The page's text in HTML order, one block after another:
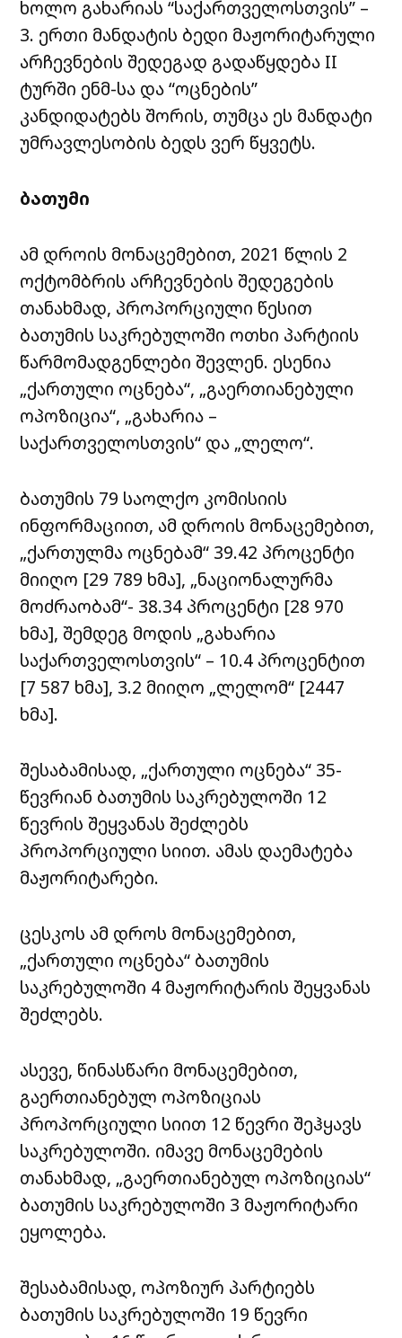
ხოლო გახარიას “საქართველოსთვის” –
3. ერთი მანდატის ბედი მაჟორიტარული
არჩევნების შედეგად გადაწყდება II
ტურში ენმ-სა და “ოცნების”
კანდიდატებს შორის, თუმცა ეს მანდატი
უმრავლესობის ბედს ვერ წყვეტს.
ბათუმი
ამ დროის მონაცემებით, 2021 წლის 2
ოქტომბრის არჩევნების შედეგების
თანახმად, პროპორციული წესით
ბათუმის საკრებულოში ოთხი პარტიის
წარმომადგენლები შევლენ. ესენია
„ქართული ოცნება“, „გაერთიანებული
ოპოზიცია“, „გახარია –
საქართველოსთვის“ და „ლელო“.
ბათუმის 79 საოლქო კომისიის
ინფორმაციით, ამ დროის მონაცემებით,
„ქართულმა ოცნებამ“ 39.42 პროცენტი
მიიღო [29 789 ხმა], „ნაციონალურმა
მოძრაობამ“- 38.34 პროცენტი [28 970
ხმა], შემდეგ მოდის „გახარია
საქართველოსთვის“ – 10.4 პროცენტით
[7 587 ხმა], 3.2 მიიღო „ლელომ“ [2447
ხმა].
შესაბამისად, „ქართული ოცნება“ 35-
წევრიან ბათუმის საკრებულოში 12
წევრის შეყვანას შეძლებს
პროპორციული სიით. ამას დაემატება
მაჟორიტარები.
ცესკოს ამ დროს მონაცემებით,
„ქართული ოცნება“ ბათუმის
საკრებულოში 4 მაჟორიტარის შეყვანას
შეძლებს.
ასევე, წინასწარი მონაცემებით,
გაერთიანებულ ოპოზიციას
პროპორციული სიით 12 წევრი შეჰყავს
საკრებულოში. იმავე მონაცემების
თანახმად, „გაერთიანებულ ოპოზიციას“
ბათუმის საკრებულოში 3 მაჟორიტარი
ეყოლება.
შესაბამისად, ოპოზიურ პარტიებს
ბათუმის საკრებულოში 19 წევრი